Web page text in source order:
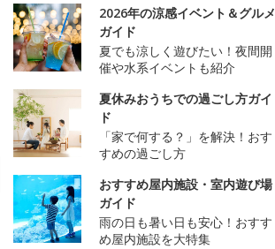
2026年の涼感イベント＆グルメ
ガイド
夏でも涼しく遊びたい！夜間開
催や水系イベントも紹介
夏休みおうちでの過ごし方ガイ
ド
「家で何する？」を解決！おす
すめの過ごし方
おすすめ屋内施設・室内遊び場
ガイド
雨の日も暑い日も安心！おすす
め屋内施設を大特集